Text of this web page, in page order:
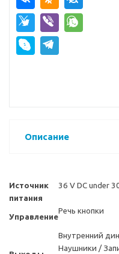
Описание
Источник
питания
36 V DC under
Управление
Речь кнопки
Внутренний
Наушники /